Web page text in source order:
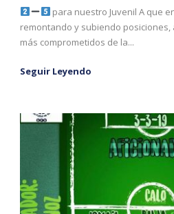
para nuestro Juvenil A que
remontando y subiendo
más comprometidos de la...
Seguir Leyendo